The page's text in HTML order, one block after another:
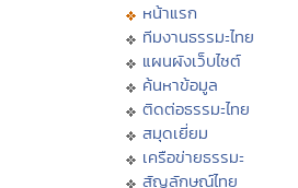
หน้าแรก
ทีมงานธรรมะไทย
แผนผังเว็บไซต์
ค้นหาข้อมูล
ติดต่อธรรมะไทย
สมุดเยี่ยม
เครือข่ายธรรมะ
สัญลักษณ์ไทย